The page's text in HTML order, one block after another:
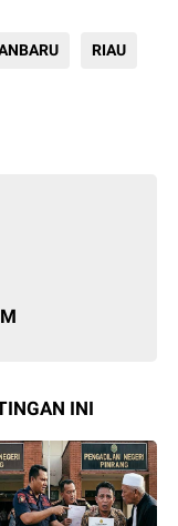
RIAU
INI